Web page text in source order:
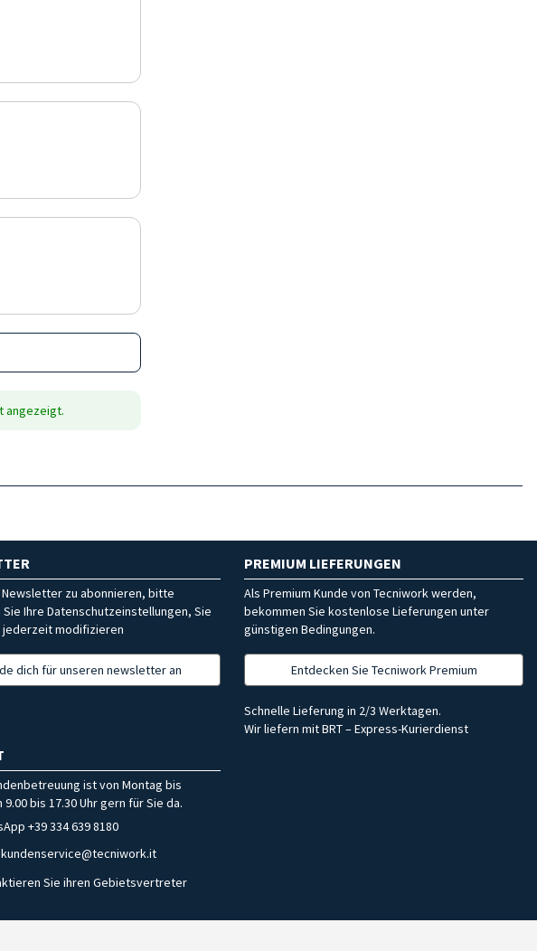
angezeigt.
Newsletter zu abonnieren, bitte
Ihre Datenschutzeinstellungen, Sie
jederzeit modifizieren
dich für unseren newsletter an
PREMIUM LIEFERUNGEN
Als Premium Kunde von Tecniwork werden,
bekommen Sie kostenlose Lieferungen unter
günstigen Bedingungen.
Entdecken Sie Tecniwork Premium
Schnelle Lieferung in 2/3 Werktagen.
Wir liefern mit BRT – Express-Kurierdienst
ist von Montag bis
bis 17.30 Uhr gern für Sie da.
+39 334 639 8180
kundenservice@tecniwork.it
Sie ihren Gebietsvertreter